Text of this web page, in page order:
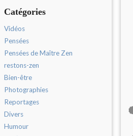
Catégories
Vidéos
Pensées
Pensées de Maître Zen
restons-zen
Bien-être
Photographies
Reportages
Divers
Humour